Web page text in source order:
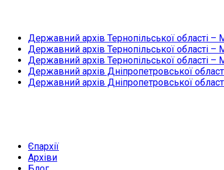
Державний архів Тернопільської області –
Державний архів Тернопільської області –
Державний архів Тернопільської області –
Державний архів Дніпропетровської
Державний архів Дніпропетровської
Єпархії
Архіви